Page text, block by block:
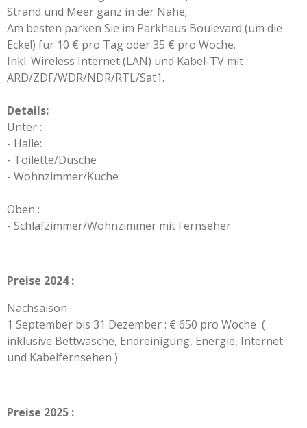
Strand und Meer ganz in der Nähe;
Am besten parken Sie im Parkhaus Boulevard (um die
Ecke!) für 10 € pro Tag oder 35 € pro Woche.
Inkl. Wireless Internet (LAN) und Kabel-TV mit
ARD/ZDF/WDR/NDR/RTL/Sat1.
Details:
Unter :
- Halle:
- Toilette/Dusche
- Wohnzimmer/Kuche
Oben :
- Schlafzimmer/Wohnzimmer mit Fernseher
Preise 2024 :
Nachsaison :
1 September bis 31 Dezember : € 650 pro Woche (
inklusive Bettwasche, Endreinigung, Energie, ​Internet
und Kabelfernsehen )
Preise 2025 :